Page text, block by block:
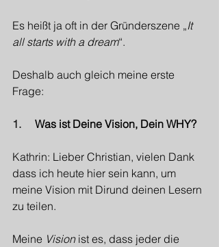
Es heißt ja oft in der Gründerszene „It
all starts with a dream“.
Deshalb auch gleich meine erste
Frage:
1. Was ist Deine Vision, Dein WHY?
Kathrin: Lieber Christian, vielen Dank
dass ich heute hier sein kann, um
meine Vision mit Dirund deinen Lesern
zu teilen.
Meine Vision ist es, dass jeder die